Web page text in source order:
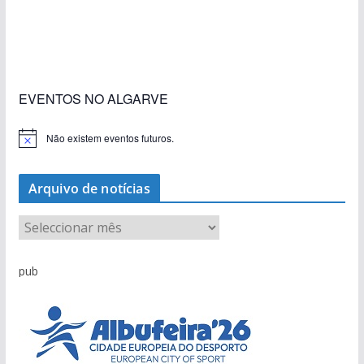
EVENTOS NO ALGARVE
Não existem eventos futuros.
Arquivo de notícias
r
q
pub